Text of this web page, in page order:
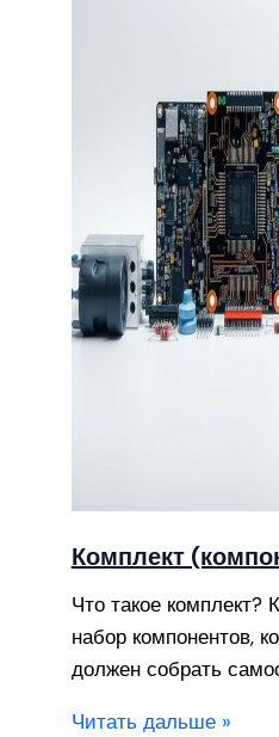
Комплект
Что такое комплект?
набор компонентов,
должен собрать
Читать дальше »